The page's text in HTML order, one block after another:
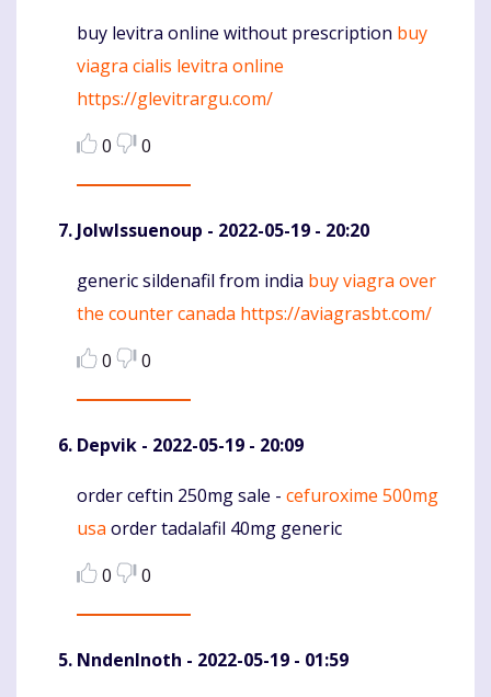
Komentaras
buy levitra online without prescription buy
viagra cialis levitra online
https://glevitrargu.com/
0
0
JolwIssuenoup - 2022-05-19 - 20:20
Komentaras
generic sildenafil from india buy viagra over
the counter canada https://aviagrasbt.com/
0
0
Depvik - 2022-05-19 - 20:09
Komentaras
order ceftin 250mg sale - cefuroxime 500mg
usa order tadalafil 40mg generic
0
0
NndenInoth - 2022-05-19 - 01:59